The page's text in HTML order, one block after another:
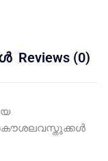
Reviews (0)